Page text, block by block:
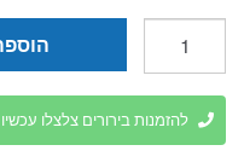
סיר
מיני
14
להזמנות בירורים צלצלו עכשיו 09-